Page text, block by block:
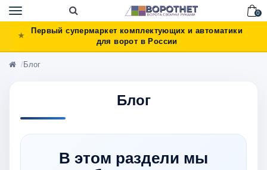
Toggle
navigation
0
Первый супермаркет комплектующих и автоматики
для ворот в России
Блог
Блог
В этом раздели мы